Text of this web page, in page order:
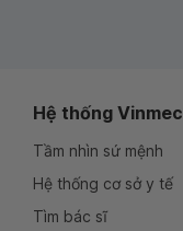
Hệ thống Vinmec
Tầm nhìn sứ mệnh
Hệ thống cơ sở y tế
Tìm bác sĩ